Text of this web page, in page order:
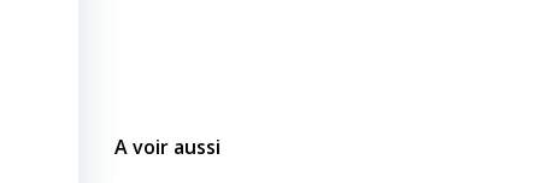
A voir aussi